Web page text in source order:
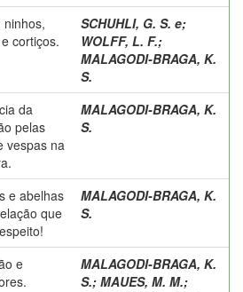
ninhos,
cortiços.
SCHUHLI, G. S. e;
WOLFF, L. F.;
MALAGODI-BRAGA, K.
S.
da
pelas
vespas na
MALAGODI-BRAGA, K.
S.
e abelhas
que
MALAGODI-BRAGA, K.
S.
e
MALAGODI-BRAGA, K.
S.; MAUES, M. M.;